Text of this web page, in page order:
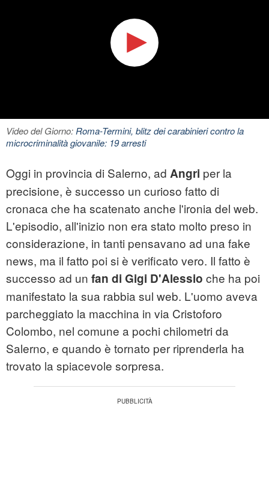
Video del Giorno:Roma-Termini, blitz dei carabinieri contro la
microcriminalità giovanile: 19 arresti
Oggi in provincia di Salerno, ad Angri per la
precisione, è successo un curioso fatto di
cronaca che ha scatenato anche l'ironia del web.
L'episodio, all'inizio non era stato molto preso in
considerazione, in tanti pensavano ad una fake
news, ma il fatto poi si è verificato vero. Il fatto è
successo ad un fan di Gigi D'Alessio che ha poi
manifestato la sua rabbia sul web. L'uomo aveva
parcheggiato la macchina in via Cristoforo
Colombo, nel comune a pochi chilometri da
Salerno, e quando è tornato per riprenderla ha
trovato la spiacevole sorpresa.